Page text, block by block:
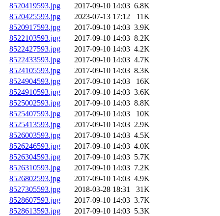
8520419593.jpg
2017-09-10 14:03 6.8K
8520425593.jpg
2023-07-13 17:12
11K
8520917593.jpg
2017-09-10 14:03 3.9K
8522103593.jpg
2017-09-10 14:03 8.2K
8522427593.jpg
2017-09-10 14:03 4.2K
8522433593.jpg
2017-09-10 14:03 4.7K
8524105593.jpg
2017-09-10 14:03 8.3K
8524904593.jpg
2017-09-10 14:03
16K
8524910593.jpg
2017-09-10 14:03 3.6K
8525002593.jpg
2017-09-10 14:03 8.8K
8525407593.jpg
2017-09-10 14:03
10K
8525413593.jpg
2017-09-10 14:03 2.9K
8526003593.jpg
2017-09-10 14:03 4.5K
8526246593.jpg
2017-09-10 14:03 4.0K
8526304593.jpg
2017-09-10 14:03 5.7K
8526310593.jpg
2017-09-10 14:03 7.2K
8526802593.jpg
2017-09-10 14:03 4.9K
8527305593.jpg
2018-03-28 18:31
31K
8528607593.jpg
2017-09-10 14:03 3.7K
8528613593.jpg
2017-09-10 14:03 5.3K